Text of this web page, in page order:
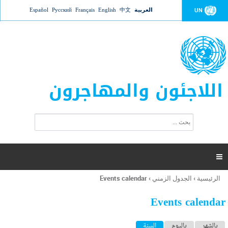
Jump to navigation UN العربية 中文
English
Français
Русский
Español
اللاجئون والمهاجرون
ت
ر
ل
ح
ب

أنت
هنا
الرئيسية › الجدول الزمني ›
Events calendar
Events calendar